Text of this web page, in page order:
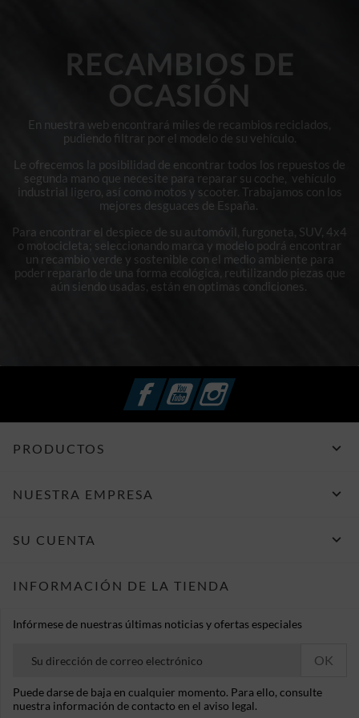
RECAMBIOS DE
OCASIÓN
En nuestra web encontrará miles de recambios reciclados,
pudiendo filtrar por el modelo de su vehículo.
Le ofrecemos la posibilidad de encontrar todos los repuestos de
segunda mano que necesite para reparar su coche, vehículo
industrial ligero, así como motos y scooter. Trabajamos con los
mejores desguaces de España.
Para encontrar el despiece de su automóvil, furgoneta, SUV, 4x4
o motocicleta; seleccionando marca y modelo podrá encontrar
un recambio verde y sostenible con el medio ambiente para
poder repararlo de una forma ecológica, reutilizando piezas que
aún siendo usadas, están en optimas condiciones.
FacebookYouTubeInstagram
PRODUCTOS 
NUESTRA EMPRESA 
SU CUENTA 
INFORMACIÓN DE LA TIENDA
Infórmese de nuestras últimas noticias y ofertas especiales
Puede darse de baja en cualquier momento. Para ello, consulte
nuestra información de contacto en el aviso legal.